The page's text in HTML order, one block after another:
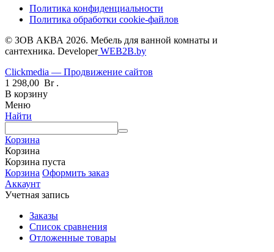
Политика конфиденциальности
Политика обработки cookie-файлов
© ЗОВ АКВА 2026. Мебель для ванной комнаты и
сантехника. DeveloperWEB2B.by
Clickmedia — Продвижение сайтов
1 298,00 Br .
В корзину
Меню
Найти
Корзина
Корзина
Корзина пуста
Корзина Оформить заказ
Аккаунт
Учетная запись
Заказы
Список сравнения
Отложенные товары